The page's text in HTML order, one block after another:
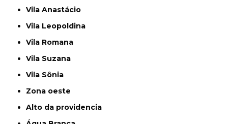
Vila Anastácio
Vila Leopoldina
Vila Romana
Vila Suzana
Vila Sônia
Zona oeste
alto da providencia